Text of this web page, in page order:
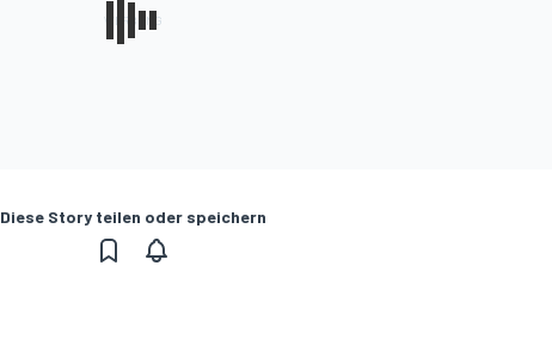
Diese Story teilen oder speichern